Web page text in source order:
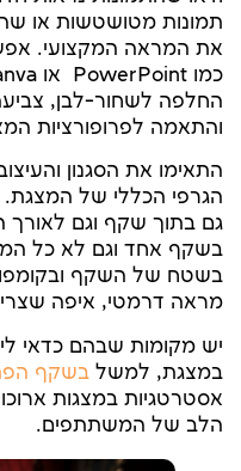
תמונות מטושטשות או
את המראה המקצועי.
החלפה לשחור-לבן,
והתאמה לפרופורציות
התאימו את הסגנון
הגרפי הכללי של המצגת.
גם בתוך שקף וגם לאורך
בשקף אחד וגם לא כל
בשטח של השקף
מראה דרמטי, איפה
יש מקומות שבהם כדאי
במצגת, למשל בשקף
אסטרטגיות במצגות
הלב של המשתתפים.